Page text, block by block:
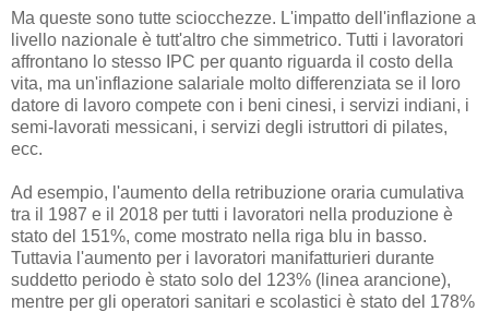
Ma queste sono tutte sciocchezze. L'impatto dell'inflazione a
livello nazionale è tutt'altro che simmetrico. Tutti i lavoratori
affrontano lo stesso IPC per quanto riguarda il costo della
vita, ma un'inflazione salariale molto differenziata se il loro
datore di lavoro compete con i beni cinesi, i servizi indiani, i
semi-lavorati messicani, i servizi degli istruttori di pilates,
ecc.
Ad esempio, l'aumento della retribuzione oraria cumulativa
tra il 1987 e il 2018 per tutti i lavoratori nella produzione è
stato del 151%, come mostrato nella riga blu in basso.
Tuttavia l'aumento per i lavoratori manifatturieri durante
suddetto periodo è stato solo del 123% (linea arancione),
mentre per gli operatori sanitari e scolastici è stato del 178%